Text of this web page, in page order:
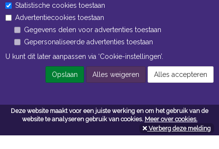
Deze website maakt voor een juiste werking en om het gebruik van de
website te analyseren gebruik van cookies. Meer over cookies.
Verberg deze melding
Openingstijden Kantoor
ma t/m vr 8:30 uur tot 17:00 uur
Openingstijden Magazijn
ma t/m vr 7:00 uur tot 16:30 uur
Algemene voorwaarden
Statistische cookies toestaan
Advertentiecookies toestaan
Gegevens delen voor advertenties toestaan
Gepersonaliseerde advertenties toestaan
U kunt dit later aanpassen via ‘Cookie-instellingen’.
Opslaan Alles weigeren Alles accepteren